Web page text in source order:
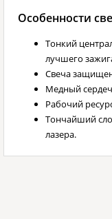
Особенности
Тонкий
лучшего
Свеча
Медный
Рабочий
Тончайший
лазера.